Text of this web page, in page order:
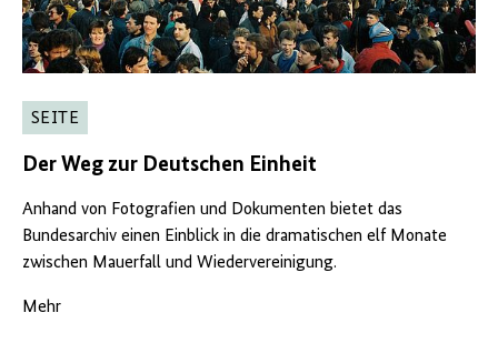
SEITE
Der Weg zur Deutschen Einheit
Anhand von Fotografien und Dokumenten bietet das
Bundesarchiv einen Einblick in die dramatischen elf Monate
zwischen Mauerfall und Wiedervereinigung.
Mehr